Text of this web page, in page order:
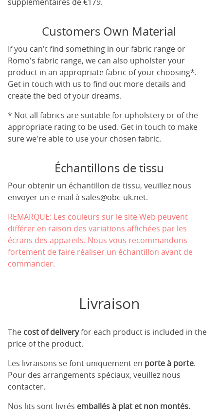
Customers Own Material
If you can't find something in our fabric range or
Romo's fabric range, we can also upholster your
product in an appropriate fabric of your choosing*.
Get in touch with us to find out more details and
create the bed of your dreams.
* Not all fabrics are suitable for upholstery or of the
appropriate rating to be used. Get in touch to make
sure we're able to use your chosen fabric.
Échantillons de tissu
Pour obtenir un échantillon de tissu, veuillez nous
envoyer un e-mail à sales@obc-uk.net.
REMARQUE: Les couleurs sur le site Web peuvent
différer en raison des variations affichées par les
écrans des appareils. Nous vous recommandons
fortement de faire réaliser un échantillon avant de
commander.
Livraison
The cost of deliveryfor each product is included in the
price of the product.
Les livraisons se font uniquement en porte à porte.
Pour des arrangements spéciaux, veuillez nous
contacter.
Nos lits sont livrés emballés à plat et non montés.